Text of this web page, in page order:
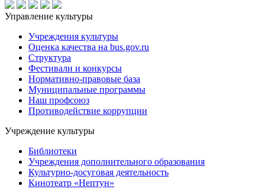
Управление культуры
Учреждения культуры
Оценка качества на bus.gov.ru
Структура
Фестивали и конкурсы
Нормативно-правовые база
Муниципальные программы
Наш профсоюз
Противодействие коррупции
Учреждение культуры
Библиотеки
Учреждения дополнительного образования
Культурно-досуговая деятельность
Кинотеатр «Нептун»